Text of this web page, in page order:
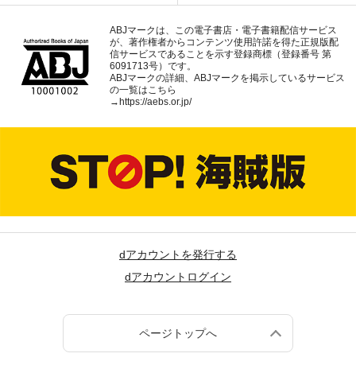
ABJマークは、この電子書店・電子書籍配信サービス
が、著作権者からコンテンツ使用許諾を得た正規版配
信サービスであることを示す登録商標（登録番号 第
6091713号）です。
ABJマークの詳細、ABJマークを掲示しているサービス
の一覧はこちら
→ https://aebs.or.jp/
dアカウントを発行する
dアカウントログイン
ページトップへ